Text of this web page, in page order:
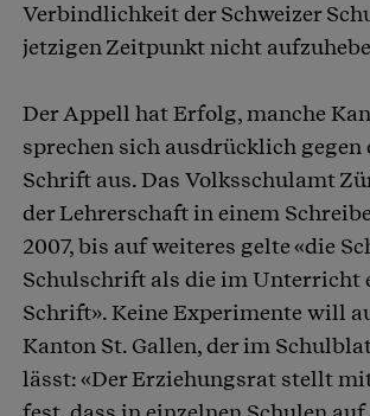
Verbindlichkeit der Schweizer
jetzigen Zeitpunkt nicht
Der Appell hat Erfolg, manche
sprechen sich ausdrücklich gegen
Schrift aus. Das Volksschulamt
der Lehrerschaft in einem
2007, bis auf weiteres gelte «die
Schulschrift als die im Unterricht
Schrift». Keine Experimente will
Kanton St. Gallen, der im
lässt: «Der Erziehungsrat stellt